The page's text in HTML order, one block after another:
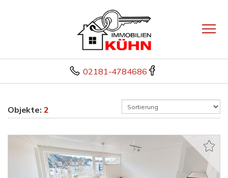
02181-4784686
Objekte: 2